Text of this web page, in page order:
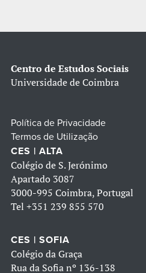
Centro de Estudos Sociais
Universidade de Coimbra
Política de Privacidade
Termos de Utilização
CES | ALTA
Colégio de S. Jerónimo
Apartado 3087
3000-995 Coimbra, Portugal
Tel +351 239 855 570
CES | SOFIA
Colégio da Graça
Rua da Sofia nº 136-138